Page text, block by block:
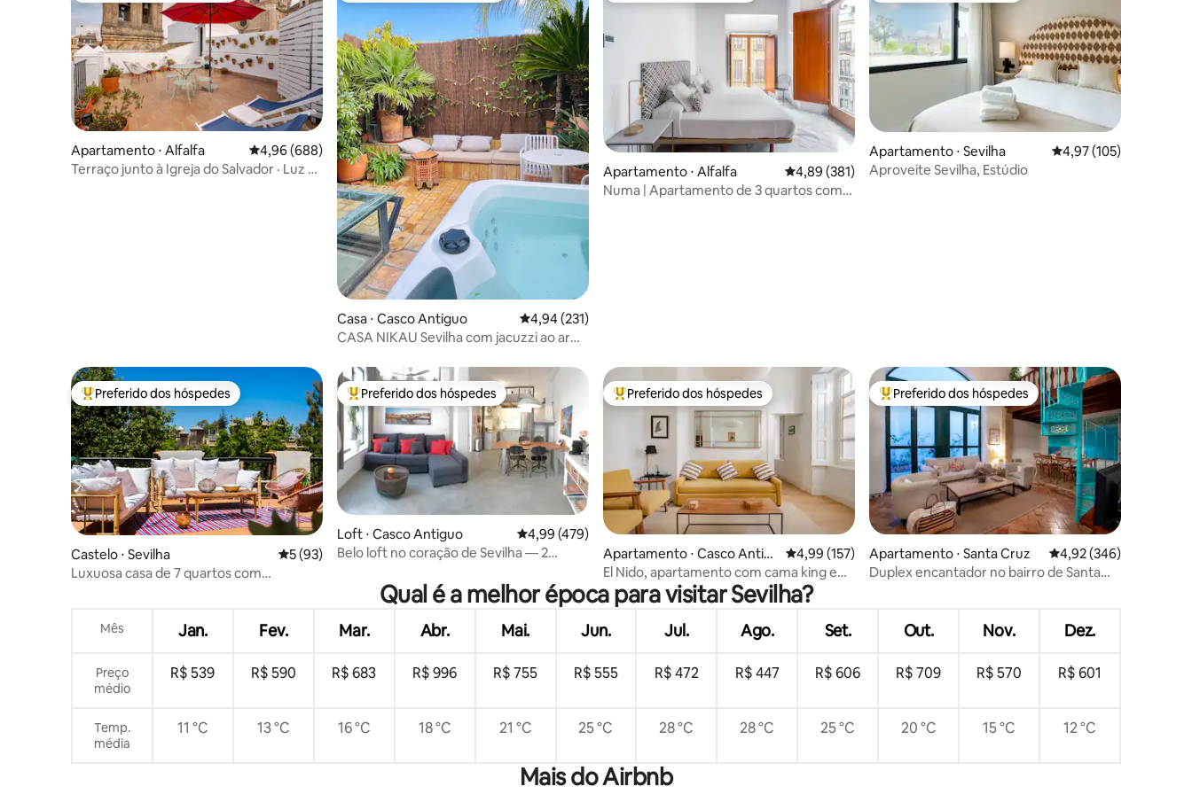
esta puerta, para acceder al pasillo.
Apartamento ⋅ Alfalfa 4,96 de uma avaliação média de 5, 688 avaliações
4,96 (688)
Terraço junto à Igreja do Salvador · Luz e
Casa ⋅ Casco Antiguo 4,94 de uma avaliação média de 5, 231 avaliações
4,94 (231)
CASA NIKAU Sevilha com jacuzzi ao ar
Apartamento ⋅ Alfalfa 4,89 de uma avaliação média de 5, 381 avaliações
4,89 (381)
Numa | Apartamento de 3 quartos com
Apartamento ⋅ Sevilha 4,97 de uma avaliação
4,97 (105)
Aproveite Sevilha, Estúdio
Entre os melhores preferidos dos hóspedes
Preferido dos hóspedes
Castelo ⋅ Sevilha 5 de uma avaliação média de 5, 93 avaliações
5 (93)
Luxuosa casa de 7 quartos com
Entre os melhores preferidos dos hóspedes
Preferido dos hóspedes
Loft ⋅ Casco Antiguo 4,99 de uma avaliação média de 5, 479 avaliações
4,99 (479)
Belo loft no coração de Sevilha — 2
Entre os melhores preferidos dos hóspedes
Preferido dos hóspedes
Apartamento ⋅ Casco Antig
uo
4,99 de uma avaliação média de 5, 157 avaliações
4,99 (157)
El Nido, apartamento com cama king e
sofá-cama
Entre os melhores preferidos dos hóspedes
Preferido dos hóspedes
Apartamento ⋅ Santa Cruz 4,92 de uma avaliação
4,92 (346)
Duplex encantador no bairro de Santa
Qual é a melhor época para visitar Sevilha?
Mês Jan. Fev. Mar. Abr. Mai. Jun. Jul. Ago. Set. Out. Nov. Dez.
Preço
médio
R$ 539 R$ 590 R$ 683 R$ 996 R$ 755 R$ 555 R$ 472 R$ 447 R$ 606 R$ 709 R$ 570 R$ 601
Temp.
média
11 °C 13 °C 16 °C 18 °C 21 °C 25 °C 28 °C 28 °C 25 °C 20 °C 15 °C 12 °C
Mais do Airbnb